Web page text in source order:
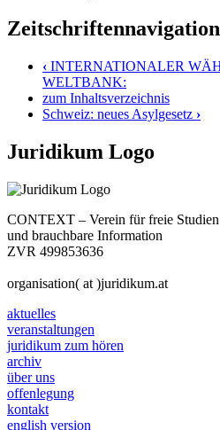
Zeitschriftennavigation
‹ INTERNATIONALER
WELTBANK:
zum Inhaltsverzeichnis
Schweiz: neues Asylgesetz ›
Juridikum Logo
CONTEXT – Verein für freie Studien
und brauchbare Information
ZVR 499853636
organisation( at )juridikum.at
aktuelles
veranstaltungen
juridikum zum hören
archiv
über uns
offenlegung
kontakt
english version